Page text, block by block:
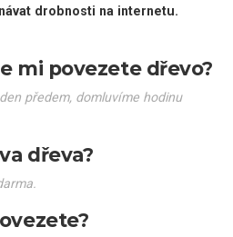
drobnosti na internetu.
mi povezete dřevo?
předem, domluvíme hodinu
dřeva?